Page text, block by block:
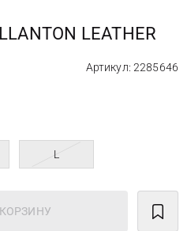
LEATHER
Артикул: 2285646
L